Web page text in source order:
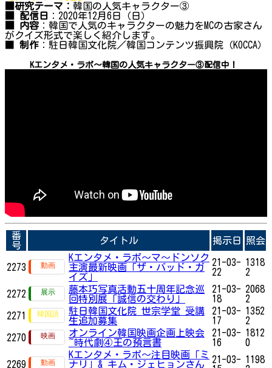
■研究テーマ： 韓国の人気キャラクター③
■ 配信日
：2020年12月6日（日）
■ 内容 ：韓国で人気のキャラクターの魅力をMCの古家さん
がクイズ形式で楽しく紹介します。
制作 ：駐日韓国文化院／韓国コンテンツ振興院（KOCCA）
Kエンタメ・ラボ～韓国の人気キャラクター③配信中！
番
号
タイトル 掲示日 照会
2273
Kエンタメ・ラボ～マ〜ドンソク
主演最新映画「ザ・バッド・ガ
イズ」
21-03-
22
1318
2
2272
藤本巧写真活動五十周年記念巡
回特別展「誠信の交わり」
21-03-
18
2068
2
2271
駐日韓国文化院 世宗学堂 受講
生追加募集
21-03-
17
1352
2
2270
オンライン韓国映画企画上映会
~時代劇④王の預言書
21-03-
16
1812
0
2269
Kエンタメ・ラボ～注目映画「ミ
ナリ」& キム・ジェヒョンさん
21-03- 1198